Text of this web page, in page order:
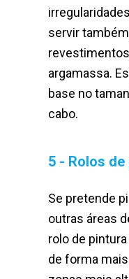
servir
argamassa.
base no
cabo.
5 - Rolos de
Se pretende
outras áreas
rolo de
de forma